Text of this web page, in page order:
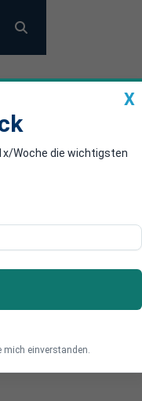
X
Woche die wichtigsten
mich einverstanden.